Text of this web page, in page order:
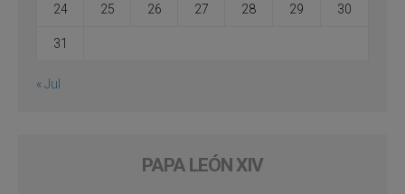
24 25 26 27 28 29 30
31
« Jul
PAPA LEÓN XIV